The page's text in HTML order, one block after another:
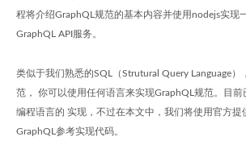
程将介绍GraphQL规范的基本内容并使用nodejs实现
GraphQL API服务。
类似于我们熟悉的SQL（Strutural Query Language）
范， 你可以使用任何语言来实现GraphQL规范。目
编程语言的 实现，不过在本文中，我们将使用官方提
GraphQL参考实现代码。